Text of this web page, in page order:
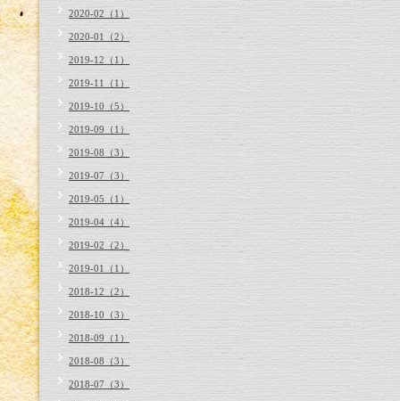
2020-02（1）
2020-01（2）
2019-12（1）
2019-11（1）
2019-10（5）
2019-09（1）
2019-08（3）
2019-07（3）
2019-05（1）
2019-04（4）
2019-02（2）
2019-01（1）
2018-12（2）
2018-10（3）
2018-09（1）
2018-08（3）
2018-07（3）